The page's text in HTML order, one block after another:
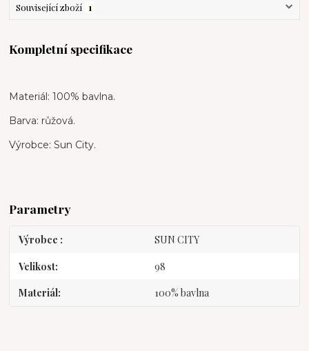
Související zboží 1
Kompletní specifikace
Materiál: 100% bavlna.
Barva: růžová.
Výrobce: Sun City.
Parametry
Výrobce SUN CITY
Velikost 98
Materiál 100% bavlna